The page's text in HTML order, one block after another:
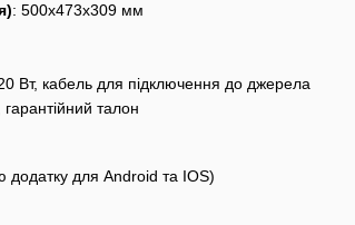
: 500x473x309 мм
Вт, кабель для підключення до джерела
гарантійний талон
додатку для Android та IOS)